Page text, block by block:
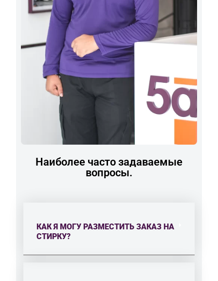
Наиболее часто задаваемые
вопросы.
КАК Я МОГУ РАЗМЕСТИТЬ ЗАКАЗ НА
СТИРКУ?